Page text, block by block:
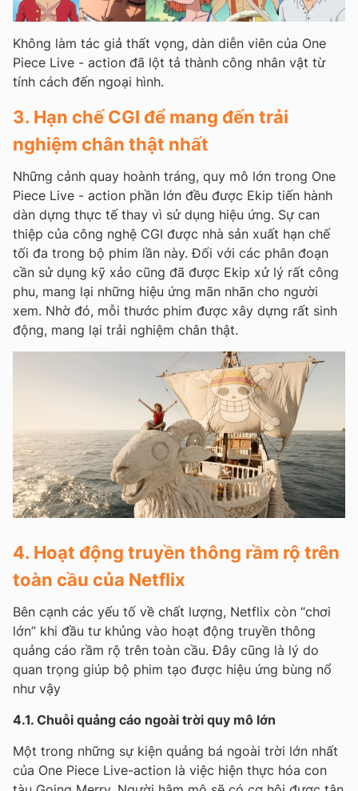
Không làm tác giả thất vọng, dàn diễn viên của One
Piece Live - action đã lột tả thành công nhân vật từ
tính cách đến ngoại hình.
3. Hạn chế CGI để mang đến trải
nghiệm chân thật nhất
Những cảnh quay hoành tráng, quy mô lớn trong One
Piece Live - action phần lớn đều được Ekip tiến hành
dàn dựng thực tế thay vì sử dụng hiệu ứng. Sự can
thiệp của công nghệ CGI được nhà sản xuất hạn chế
tối đa trong bộ phim lần này. Đối với các phân đoạn
cần sử dụng kỹ xảo cũng đã được Ekip xử lý rất công
phu, mang lại những hiệu ứng mãn nhãn cho người
xem. Nhờ đó, mỗi thước phim được xây dựng rất sinh
động, mang lại trải nghiệm chân thật.
4. Hoạt động truyền thông rầm rộ trên
toàn cầu của Netflix
Bên cạnh các yếu tố về chất lượng, Netflix còn “chơi
lớn” khi đầu tư khủng vào hoạt động truyền thông
quảng cáo rầm rộ trên toàn cầu. Đây cũng là lý do
quan trọng giúp bộ phim tạo được hiệu ứng bùng nổ
như vậy
4.1. Chuỗi quảng cáo ngoài trời quy mô lớn
Một trong những sự kiện quảng bá ngoài trời lớn nhất
của One Piece Live-action là việc hiện thực hóa con